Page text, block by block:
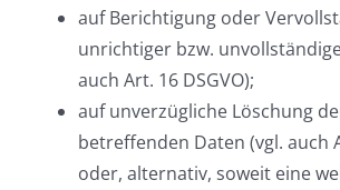
auf Berichtigung oder
unrichtiger bzw.
auch Art. 16 DSGVO);
auf unverzügliche Löschung
betreffenden Daten (vgl. auch
oder, alternativ, soweit eine